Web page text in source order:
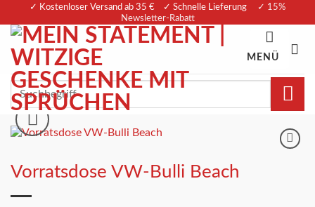
springen
✓ Kostenloser Versand ab 35 € ✓ Schnelle Lieferung
✓ 15%
Newsletter-Rabatt
MENÜ
Suchen
nach:
Merkliste
Vorratsdose VW-Bulli Beach